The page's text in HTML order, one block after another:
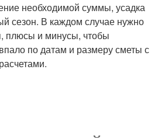
необходимой суммы, усадка
сезон. В каждом случае нужно
плюсы и минусы, чтобы
по датам и размеру сметы с